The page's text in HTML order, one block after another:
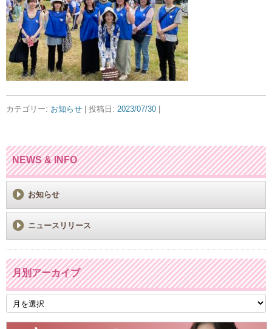
カテゴリー: お知らせ | 投稿日: 2023/07/30
NEWS & INFO
お知らせ
ニュースリリース
月別アーカイブ
月
別
ア
ー